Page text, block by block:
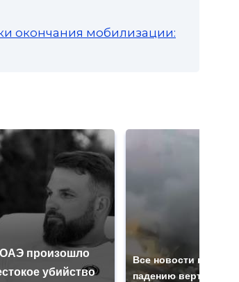
окончания мобилизации:
произошло
убийство
Все новости по
падению вертолета на